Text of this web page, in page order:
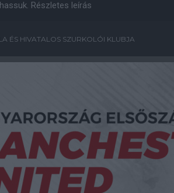
Részletes leírás
ÉS HIVATALOS SZURKOLÓI KLUBJA